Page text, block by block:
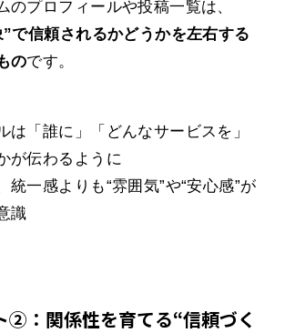
のプロフィールや投稿一覧は、
で信頼されるかどうかを左右する
のです。
は「誰に」「どんなサービスを」
が伝わるように
統一感よりも“雰囲気”や“安心感”が
識
②：関係性を育てる“信頼づく